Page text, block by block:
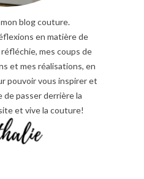
blog couture.
en matière de
mes coups de
et mes réalisations, en
pouvoir vous inspirer et
de passer derrière la
et vive la couture!